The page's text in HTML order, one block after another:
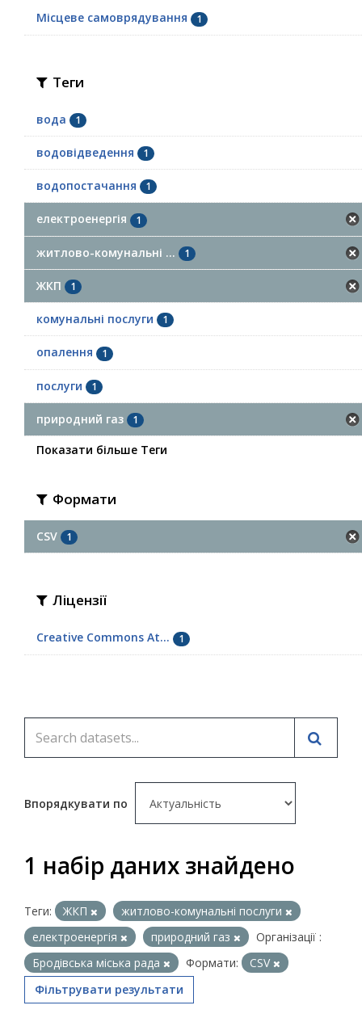
Місцеве самоврядування 1
Теги
вода 1
водовідведення 1
водопостачання 1
електроенергія 1
житлово-комунальні ... 1
ЖКП 1
комунальні послуги 1
опалення 1
послуги 1
природний газ 1
Показати більше Теги
Формати
CSV 1
Ліцензії
Creative Commons At... 1
Впорядкувати по
1 набір даних знайдено
Теги: ЖКП
житлово-комунальні послуги
електроенергія
природний газ
Організації :
Бродівська міська рада
Формати:
CSV
Фільтрувати результати